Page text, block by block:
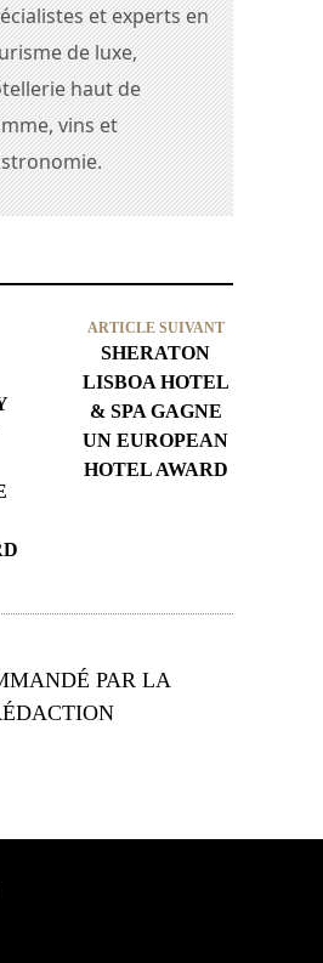
et experts en
de luxe,
haut de
vins et
ARTICLE SUIVANT
SHERATON
LISBOA HOTEL
& SPA GAGNE
UN EUROPEAN
HOTEL AWARD
PAR LA